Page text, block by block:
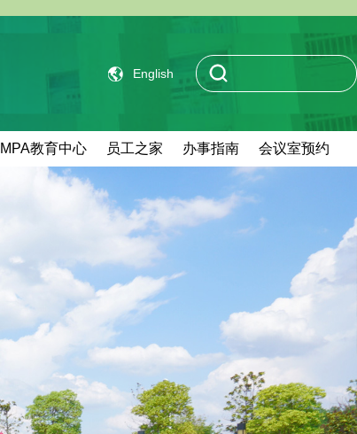
English
MPA教育中心 员工之家 办事指南 会议室预约